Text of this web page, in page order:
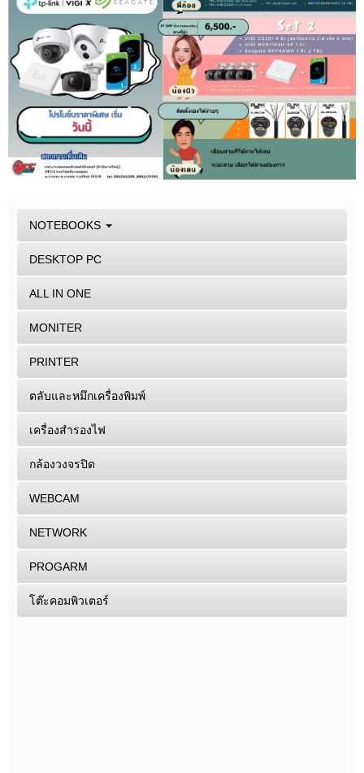
NOTEBOOKS
DESKTOP PC
ALL IN ONE
MONITER
PRINTER
ตลับและหมึกเครื่องพิมพ์
เครื่องสำรองไฟ
กล้องวงจรปิด
WEBCAM
NETWORK
PROGARM
โต๊ะคอมพิวเตอร์